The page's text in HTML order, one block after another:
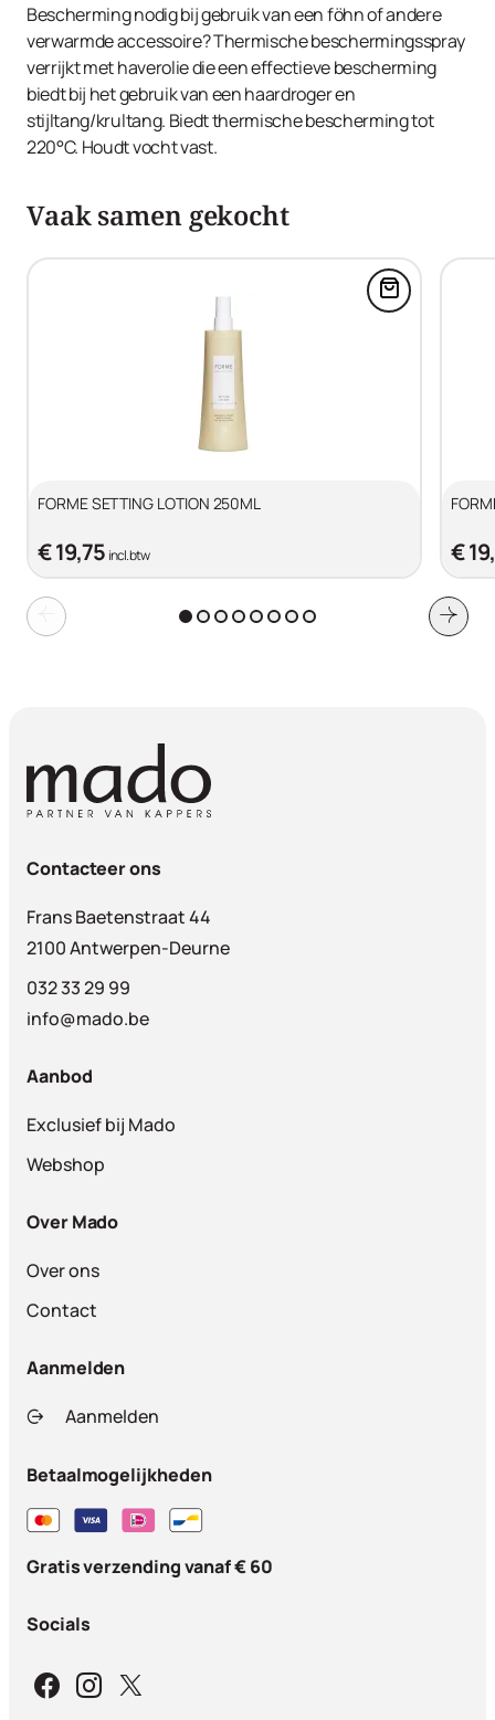
Sodium Methoxy PEG-16 Maleate/Styrene Sulfonate
Copolymer, Hydrolyzed Vegetable Protein PG-propyl
Silanetriol, Ethylhexyl Methoxycinnamate, Panthenol,
Polysorbate 20, PEG-40 Hydrogenated Castor Oil,
Parfum, Anethole, Camphor, Citronellol, Geraniol, Hexyl
Cinnamal, Limonene, Linalool, Pinene, Rose Ketones,
Benzophenone-4, Phenoxyethanol, Potassium Sorbate,
Disodium EDTA, Sodium Hydroxide, Citric Acid.
Bescherming nodig bij gebruik van een föhn of andere
verwarmde accessoire? Thermische beschermingsspray
verrijkt met haverolie die een effectieve bescherming
biedt bij het gebruik van een haardroger en
stijltang/krultang. Biedt thermische bescherming tot
220°C. Houdt vocht vast.
Vaak samen gekocht
Voeg
FORME SETTING LOTION 250ML
€ 19,75 incl. btw €
Contacteer ons
Frans Baetenstraat 44
2100 Antwerpen-Deurne
032 33 29 99
info@mado.be
Aanbod
Exclusief bij Mado
Webshop
Over Mado
Over ons
Contact
Aanmelden
Aanmelden
Betaalmogelijkheden
Gratis verzending vanaf € 60
Socials